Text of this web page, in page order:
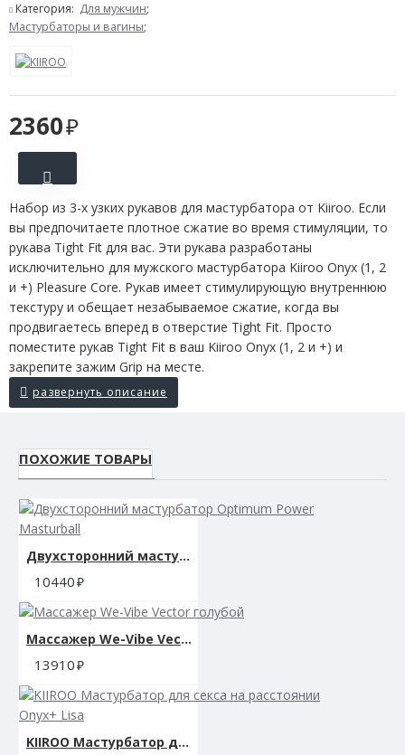
2360
Категория: Для мужчин;
Мастурбаторы и вагины;
Набор из 3-х узких рукавов для мастурбатора от Kiiroo. Если
вы предпочитаете плотное сжатие во время стимуляции, то
рукава Tight Fit для вас. Эти рукава разработаны
исключительно для мужского мастурбатора Kiiroo Onyx (1, 2
и +) Pleasure Core. Рукав имеет стимулирующую внутреннюю
текстуру и обещает незабываемое сжатие, когда вы
продвигаетесь вперед в отверстие Tight Fit. Просто
поместите рукав Tight Fit в ваш Kiiroo Onyx (1, 2 и +) и
закрепите зажим Grip на месте.
ПОХОЖИЕ ТОВАРЫ
Двухсторонний мастурбатор Optimum Power Masturball
10440
Массажер We-Vibe Vector голубой
13910
KIIROO Мастурбатор для секса на расстоянии Onyx+ Lisa